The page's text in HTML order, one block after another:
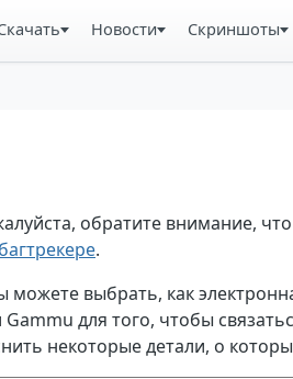
Новости Скриншоты
обратите внимание,
.
выбрать, как
для того, чтобы
некоторые детали, о